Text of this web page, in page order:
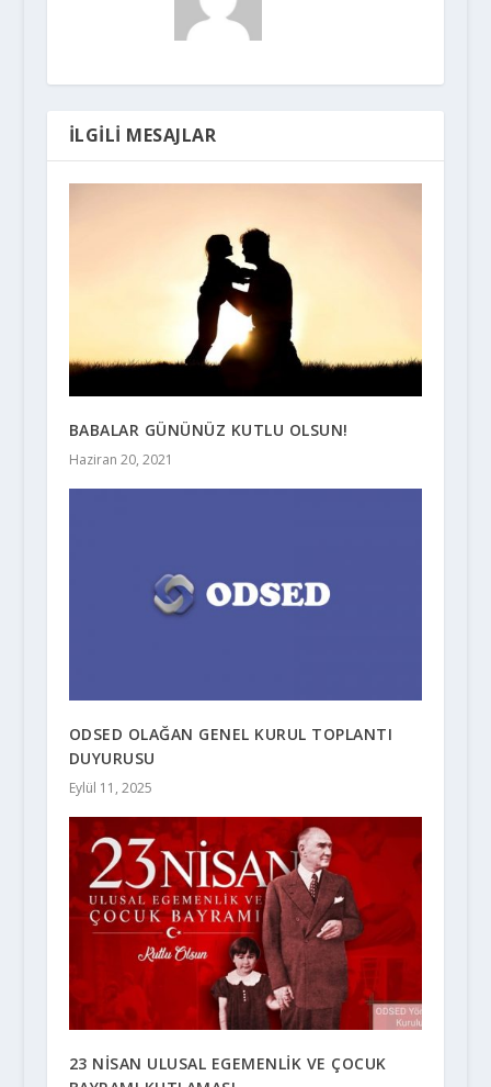
İLGILI MESAJLAR
BABALAR GÜNÜNÜZ KUTLU OLSUN!
Haziran 20, 2021
ODSED OLAĞAN GENEL KURUL TOPLANTI
DUYURUSU
Eylül 11, 2025
23 NİSAN ULUSAL EGEMENLİK VE ÇOCUK